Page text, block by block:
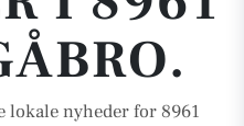
lokale nyheder for 8961